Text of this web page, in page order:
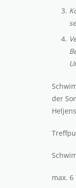
der
max.